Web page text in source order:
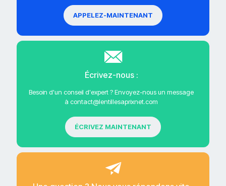
APPELEZ-MAINTENANT
Écrivez-nous :
Besoin d'un conseil d'expert ? Envoyez-nous un message
à contact@lentillesaprixnet.com
ÉCRIVEZ MAINTENANT